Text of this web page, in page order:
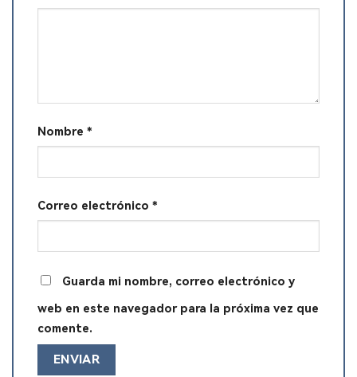
Nombre *
Correo electrónico *
Guarda mi nombre, correo electrónico y
web en este navegador para la próxima vez que
comente.